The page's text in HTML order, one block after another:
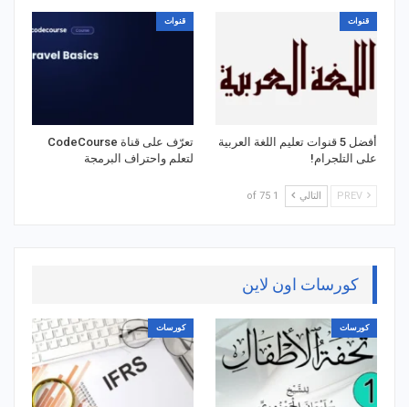
قنوات
أفضل 5 قنوات تعليم اللغة العربية
على التلجرام!
قنوات
تعرّف على قناة CodeCourse
لتعلم واحتراف البرمجة
التالي 1 of 75
كورسات اون لاين
كورسات كورسات